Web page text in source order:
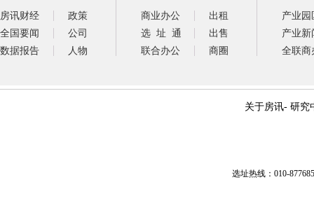
房讯财经
政策
全国要闻
公司
数据报告
人物
商业办公
出租
选 址 通
出售
联合办公
商圈
产业园
产业新
全联商
关于房讯- 研究
选址热线：010-